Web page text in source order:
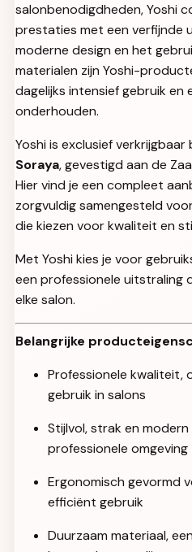
salonbenodigdheden, Yoshi
prestaties met een verfijnde
moderne design en het
materialen zijn Yoshi-
dagelijks intensief gebruik en
onderhouden.
Yoshi is exclusief verkrijgbaar
Soraya, gevestigd aan de
Hier vind je een compleet
zorgvuldig samengesteld
die kiezen voor kwaliteit en
Met Yoshi kies je voor
een professionele uitstraling
elke salon.
Belangrijke
Professionele kwaliteit,
gebruik in salons
Stijlvol, strak en
professionele omgeving
Ergonomisch gevormd
efficiënt gebruik
Duurzaam materiaal,